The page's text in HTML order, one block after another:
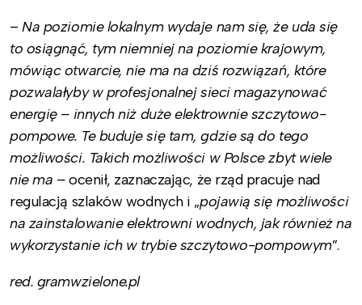
–Na poziomie lokalnym wydaje nam się, że uda się
to osiągnąć, tym niemniej na poziomie krajowym,
mówiąc otwarcie, nie ma na dziś rozwiązań, które
pozwalałyby w profesjonalnej sieci magazynować
energię – innych niż duże elektrownie szczytowo-
pompowe. Te buduje się tam, gdzie są do tego
możliwości. Takich możliwości w Polsce zbyt wiele
nie ma –ocenił, zaznaczając, że rząd pracuje nad
regulacją szlaków wodnych i „pojawią się możliwości
na zainstalowanie elektrowni wodnych, jak również na
wykorzystanie ich w trybie szczytowo-pompowym”.
red. gramwzielone.pl